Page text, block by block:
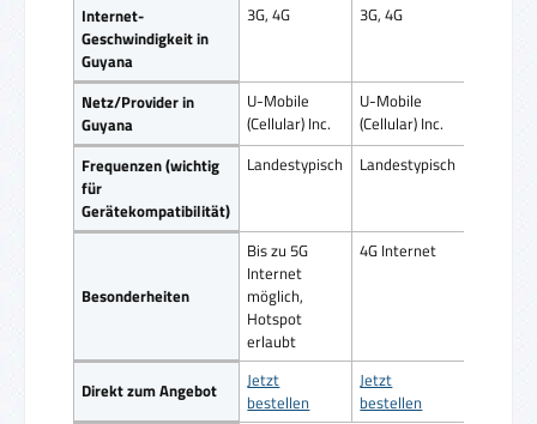
Internet-
Geschwindigkeit in
Guyana
3G, 4G 3G, 4G
Netz/Provider in
Guyana
U-Mobile
(Cellular) Inc.
U-Mobile
(Cellular) Inc.
Frequenzen (wichtig
für
Gerätekompatibilität)
Landestypisch Landestypisch
Besonderheiten
Bis zu 5G
Internet
möglich,
Hotspot
erlaubt
4G Internet
Direkt zum Angebot
Jetzt
bestellen
Jetzt
bestellen